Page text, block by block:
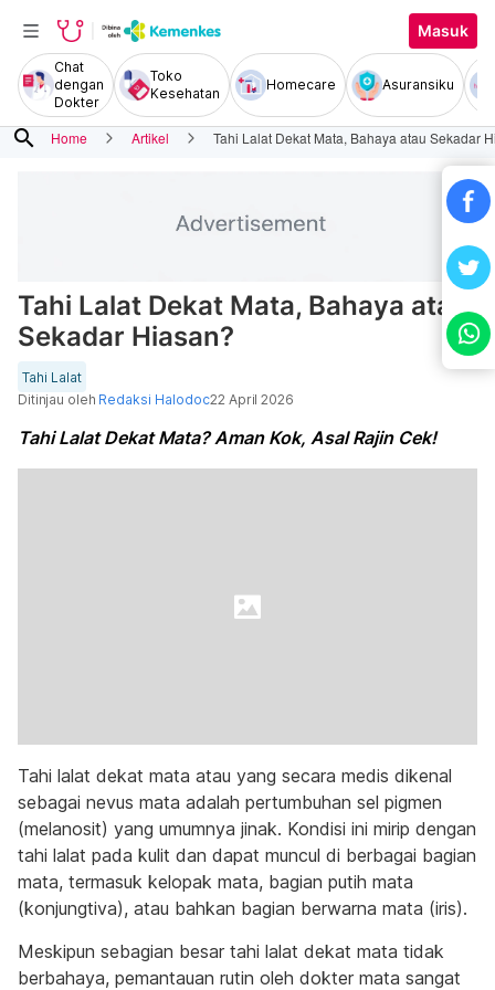
Masuk
Chat
dengan
Dokter
Toko
Kesehatan
Homecare Asuransiku
search Home Artikel Tahi Lalat Dekat Mata, Bahaya atau Sekadar
Tahi Lalat Dekat Mata, Bahaya atau
Sekadar Hiasan?
Tahi Lalat
Ditinjau oleh Redaksi Halodoc22 April 2026
Tahi Lalat Dekat Mata? Aman Kok, Asal Rajin Cek!
Tahi lalat dekat mata atau yang secara medis dikenal
sebagai nevus mata adalah pertumbuhan sel pigmen
(melanosit) yang umumnya jinak. Kondisi ini mirip dengan
tahi lalat pada kulit dan dapat muncul di berbagai bagian
mata, termasuk kelopak mata, bagian putih mata
(konjungtiva), atau bahkan bagian berwarna mata (iris).
Meskipun sebagian besar tahi lalat dekat mata tidak
berbahaya, pemantauan rutin oleh dokter mata sangat